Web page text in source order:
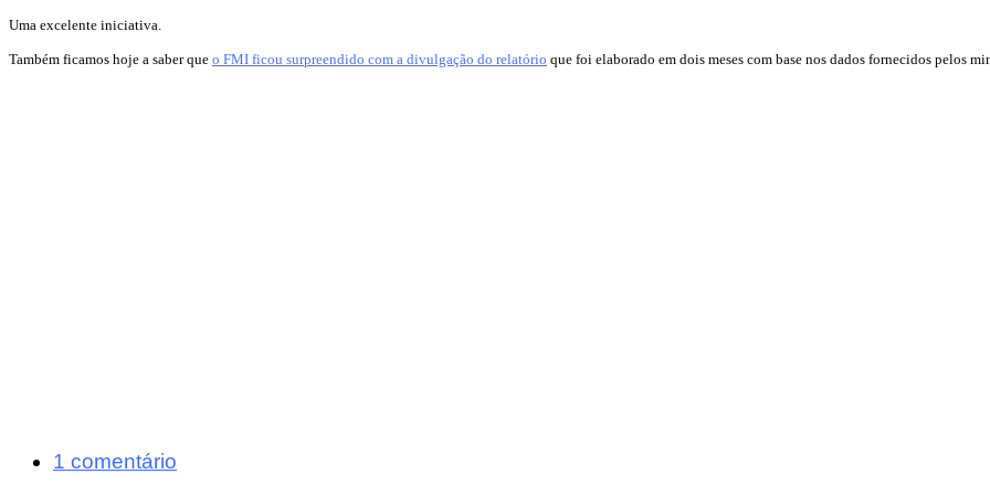
Uma excelente iniciativa.
Também ficamos hoje a saber que o FMI ficou surpreendido com a divulgação do relatório que foi elaborado em dois meses com base nos dados fornecidos pelos
1 comentário